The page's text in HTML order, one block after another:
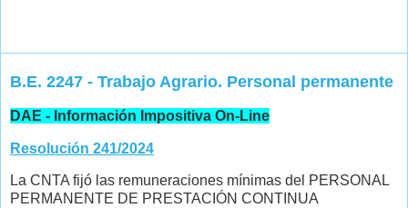
B.E. 2247 - Trabajo Agrario. Personal permanente
DAE - Información Impositiva On-Line
Resolución 241/2024
La CNTA fijó las remuneraciones mínimas del PERSONAL
PERMANENTE DE PRESTACIÓN CONTINUA